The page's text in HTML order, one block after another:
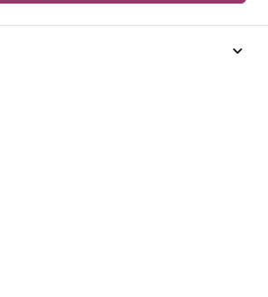
Dodaj do koszyka